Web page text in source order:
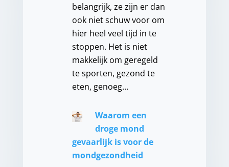
belangrijk, ze zijn er dan
ook niet schuw voor om
hier heel veel tijd in te
stoppen. Het is niet
makkelijk om geregeld
te sporten, gezond te
eten, genoeg…
Waarom een
droge mond
gevaarlijk is voor de
mondgezondheid